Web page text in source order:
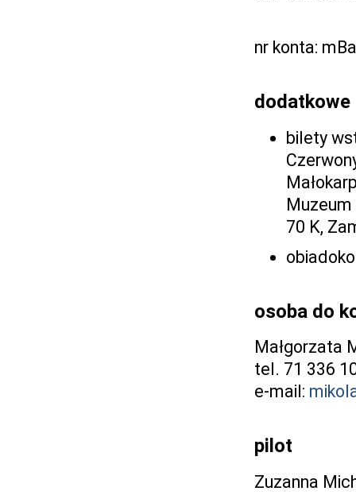
nr konta:
dodatkowe
bilety
Muzeum
70 K,
osoba do
Małgorzata
tel. 71 336
e-mail:
pilot
Zuzanna